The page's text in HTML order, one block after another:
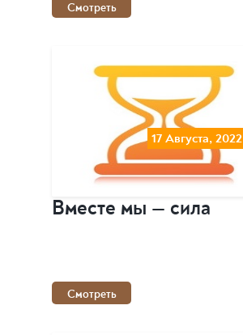
Смотреть
17 Августа, 2022
Вместе мы — сила
Смотреть